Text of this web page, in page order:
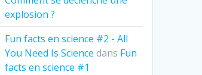
explosion ?
Fun facts en science #2 - All
You Need Is Science dans Fun
facts en science #1